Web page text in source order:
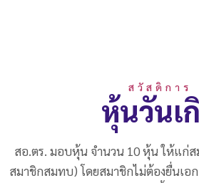
สวัสดิการ
หุ้นวันเ
สอ.ตร. มอบหุ้น จำนวน 10 หุ้น ให้แก่ส
สมาชิกสมทบ) โดยสมาชิกไม่ต้องยื่นเอ